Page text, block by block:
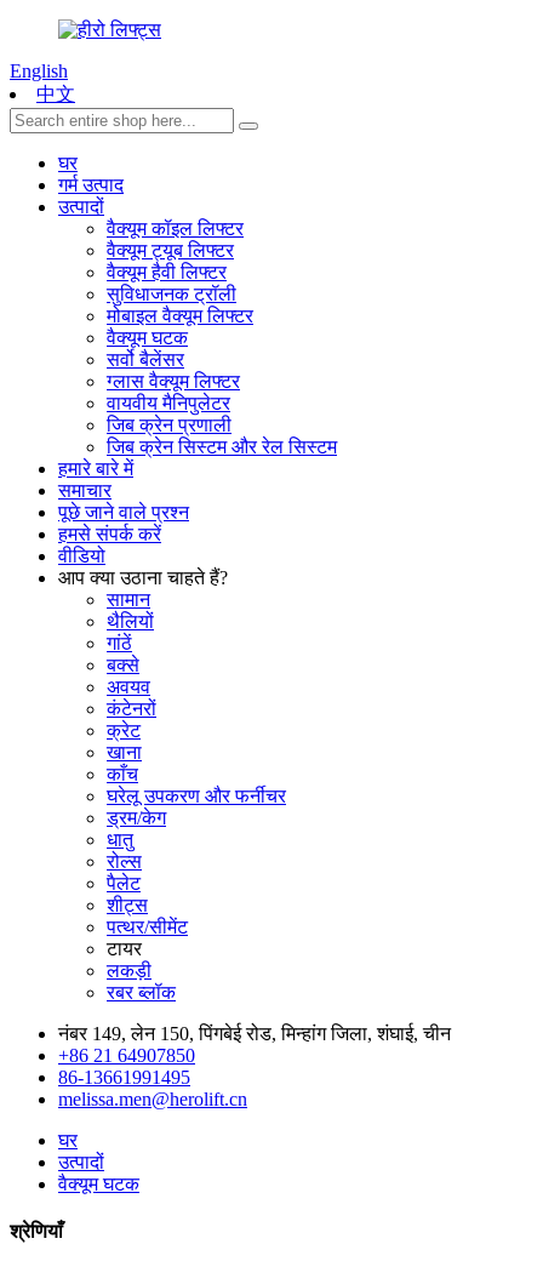
English
中文
घर
गर्म उत्पाद
उत्पादों
वैक्यूम कॉइल लिफ्टर
वैक्यूम ट्यूब लिफ्टर
वैक्यूम हैवी लिफ्टर
सुविधाजनक ट्रॉली
मोबाइल वैक्यूम लिफ्टर
वैक्यूम घटक
सर्वो बैलेंसर
ग्लास वैक्यूम लिफ्टर
वायवीय मैनिपुलेटर
जिब क्रेन प्रणाली
जिब क्रेन सिस्टम और रेल सिस्टम
हमारे बारे में
समाचार
पूछे जाने वाले प्रश्न
हमसे संपर्क करें
वीडियो
आप क्या उठाना चाहते हैं?
सामान
थैलियों
गांठें
बक्से
अवयव
कंटेनरों
क्रेट
खाना
काँच
घरेलू उपकरण और फर्नीचर
ड्रम/केग
धातु
रोल्स
पैलेट
शीट्स
पत्थर/सीमेंट
टायर
लकड़ी
रबर ब्लॉक
नंबर 149, लेन 150, पिंगबेई रोड, मिन्हांग जिला, शंघाई, चीन
+86 21 64907850
86-13661991495
melissa.men@herolift.cn
घर
उत्पादों
वैक्यूम घटक
श्रेणियाँ